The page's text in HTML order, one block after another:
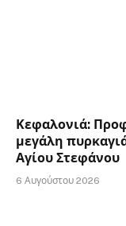
Κεφαλονιά:
μεγάλη
Αγίου Στεφάνου
6 Αυγούστου 2026